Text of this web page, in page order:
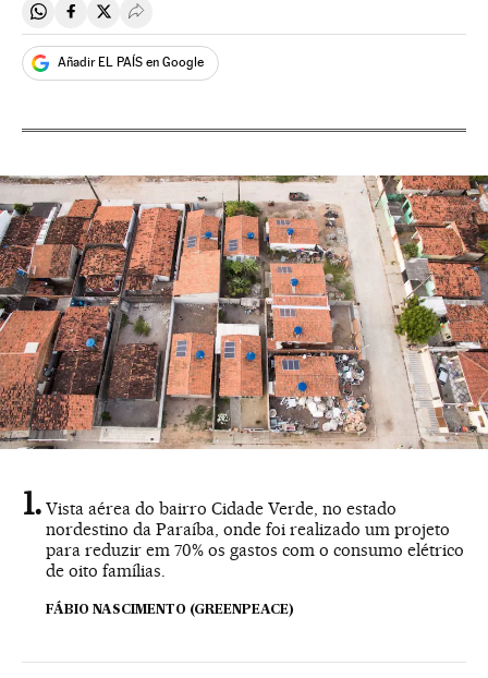
Compartir en Whatsapp
Compartir en Facebook
Compartir en Twitter
Desplegar Redes Sociales
Añadir EL PAÍS en Google
Vista aérea do bairro Cidade Verde, no estado
nordestino da Paraíba, onde foi realizado um projeto
para reduzir em 70% os gastos com o consumo elétrico
de oito famílias.
FÁBIO NASCIMENTO (GREENPEACE)